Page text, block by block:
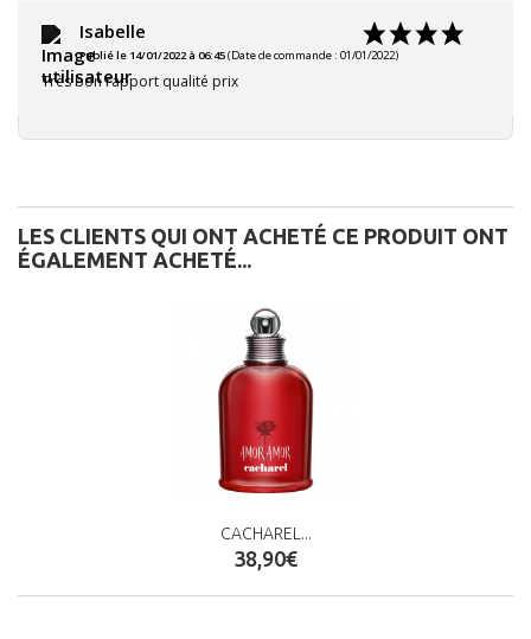
Isabelle
Publié le 14/01/2022 à 06:45(Date de commande : 01/01/2022)
Très bon rapport qualité prix
LES CLIENTS QUI ONT ACHETÉ CE PRODUIT ONT
ÉGALEMENT ACHETÉ...
CACHAREL...
38,90€